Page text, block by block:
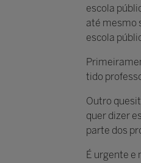
escola
até mesmo
escola
tido
Outro
quer dizer
parte dos
É urgente e